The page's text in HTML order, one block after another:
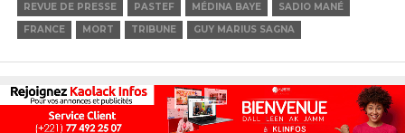
REVUE DE PRESSE
PASTEF MÉDINA BAYE
SADIO MANÉ
FRANCE
MORT TRIBUNE GUY MARIUS SAGNA